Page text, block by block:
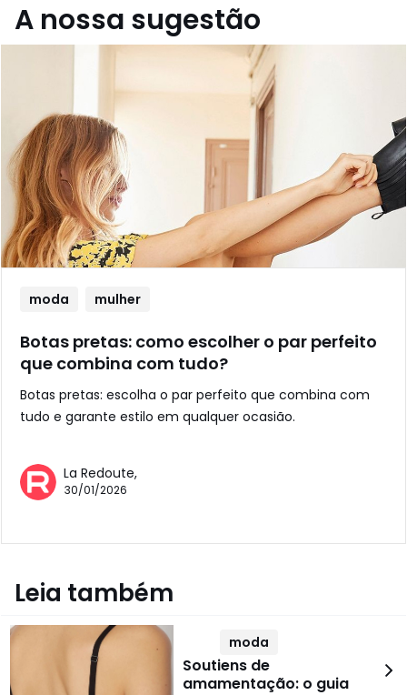
A nossa sugestão
moda mulher
Botas pretas: como escolher o par perfeito
que combina com tudo?
Botas pretas: escolha o par perfeito que combina com
tudo e garante estilo em qualquer ocasião.
La Redoute,
30/01/2026
Leia também
moda
Soutiens de
amamentação: o guia